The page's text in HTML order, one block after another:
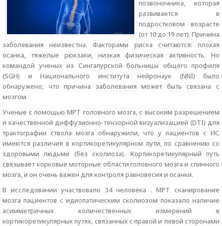
позвоночника, которая
развивается в
подростковом возрасте
(от 10 до 19 лет). Причина
заболевания неизвестна. Факторами риска считаются: плохая
осанка, тяжелые рюкзаки, низкая физическая активность. Но
командой ученых из Сингапурской больницы общего профиля
(SGH) и Национального института нейронаук (NNI) было
обнаружено, что причина заболевания может быть связана с
мозгом.
Ученые с помощью МРТ головного мозга, с высоким разрешением
и качественной диффузионно-тензорной визуализацией (DTI) для
трактографии ствола мозга обнаружили, что у пациентов с ИС
имеются различия в кортикоретикулярном пути, по сравнению со
здоровыми людьми (без сколиоза). Кортикоретикулярный путь
связывает корковые моторные области головного мозга и спинного
мозга, и он очень важен для контроля равновесия и осанки.
В исследовании участвовало 34 человека . МРТ сканирование
мозга пациентов с идиопатическим сколиозом показало наличие
асимметричных количественных измерений в
кортикоретикулярных путях, связанных с правой и левой сторонами